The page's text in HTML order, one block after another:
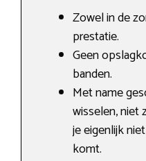
Zowel in de
prestatie.
Geen
banden.
Met name
wisselen, niet
je eigenlijk
komt.